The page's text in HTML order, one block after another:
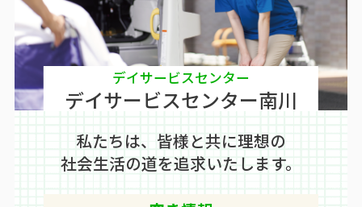
デイサービスセンター
デイサービスセンター南川
私たちは、皆様と共に理想の
社会生活の道を追求いたします。